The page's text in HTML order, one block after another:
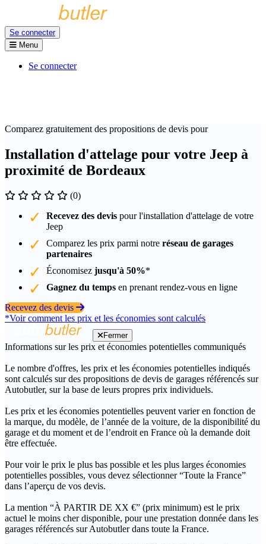
Se connecter
Menu
Se connecter
Comparez gratuitement des propositions de devis pour
Installation d'attelage pour votre Jeep à
proximité de Bordeaux
(0)
Recevez des devis pour l'installation d'attelage de votre
Jeep
Comparez les prix parmi notre réseau de garages
partenaires
Économisez jusqu'à 50%*
Gagnez du temps en prenant rendez-vous en ligne
Recevez des devis
*Voir comment les prix et les économies sont calculés
Fermer
Informations sur les prix et économies potentielles communiqués
Le nombre d'offres, les prix et les économies potentielles indiqués
sont calculés sur des propositions de devis de garages référencés sur
Autobutler, sur la base de leurs propres prix individuels.
Les prix et les économies potentielles peuvent varier en fonction de
la marque, du modèle, de l’année de la voiture, de la disponibilité du
garage et du moment et de l’endroit en France où la demande doit
être effectuée.
Pour voir le prix le plus bas possible et les plus larges économies
potentielles possibles, vous devez sélectionner “Toute la France”
dans l’aperçu de vos devis.
La mention “À PARTIR DE XX €” (prix minimum) est le prix
actuel le moins cher disponible, pour une prestation donnée dans les
garages référencés sur Autobutler dans toute la France.